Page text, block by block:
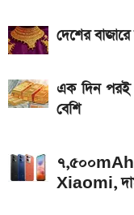
আজকের স্বর্ণের
দেশের বাজারে আজ
দাম
Bajaj Pulsar
iQOO Z11-এ
ডিসপ্লে, থাকছে সরু
দেশের
এক দিন পরই
বেশি
Xiaomi,